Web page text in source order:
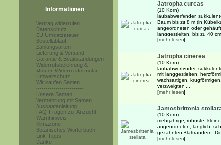
Informationen
Vertrag widerrufen
Datenschutz
EU Umsatzsteuer
Bestellablauf
Zahlungsarten
Lieferung & Versand
Garantie & Beanstandungen
Widerrufsbelehrung &
Muster-Widerrufsformular
Umweltschutz
Wir kaufen Samen
------------------------
Unsere Samen
Vermehrung mit Samen
Aussaatanleitung
FAQ-Fragen zur Anzucht
Warnhinweis
Klimazone
Botanisches Wörterbuch
Link-Tipps
Danke
Jatropha curcas
(10 Korn)
laubabwerfender,
Baum bis zu 8 m (in
angeordneten oder
langgestielten, bis zu 40
[mehr lesen]
Jatropha cinerea
(10 Korn)
laubabwerfender,
mit langgestielten,
wachsartigen,
verzweigten ...
[mehr lesen]
Jamesbrittenia
(10 Korn)
mehrjährige, robuste,
angeordneten, länglich,
gezahnten Blatträndern.
[mehr lesen]